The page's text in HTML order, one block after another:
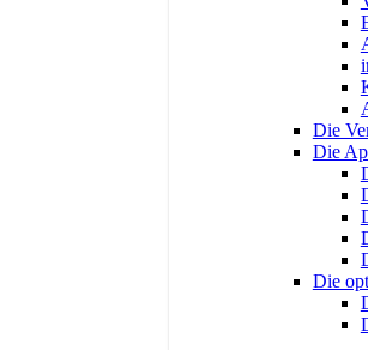
Die
Die
Die